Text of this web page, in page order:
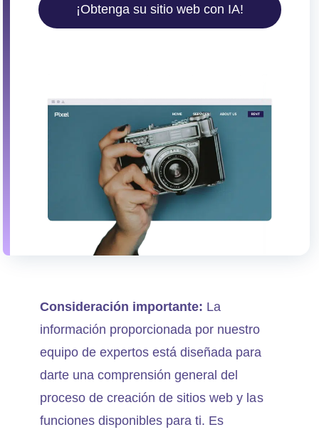
¡Obtenga su sitio web con IA!
Consideración importante: La
información proporcionada por nuestro
equipo de expertos está diseñada para
darte una comprensión general del
proceso de creación de sitios web y las
funciones disponibles para ti. Es